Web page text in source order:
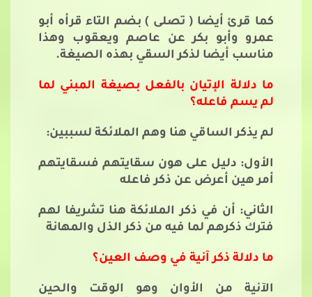
كما قرئ أيضا ( تصلى ) بضم التاء قرأه أبو
عمرو وأبو بكر عن عاصم ويعقوب وهذا
مناسب أيضا لذكر السقي بهذه الصيغة.
ما دلالة الإتيان بالفعل بصيغة المبني لما
لم يسم فاعله؟
لم يذكر الساقي هنا وهم الملائكة لسببين:
الأول: دليل على هون سقايتهم فسقايتهم
أمر هين أعرض عن ذكر فاعله
الثاني: أن في ذكر الملائكة هنا تشريفا لهم
فترك ذكرهم لما فيه من ذكر الذل والمهانة
ما دلالة ذكر آنية في وصف العين؟
الآنية من الأوان وهو الوقت والحين